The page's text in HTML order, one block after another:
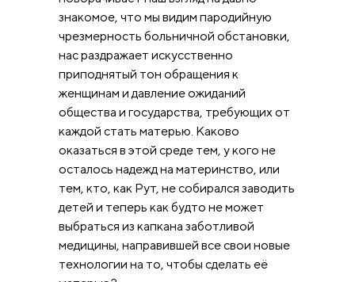
знакомое, что мы видим пародийную
чрезмерность больничной обстановки,
нас раздражает искусственно
приподнятый тон обращения к
женщинам и давление ожиданий
общества и государства, требующих от
каждой стать матерью. Каково
оказаться в этой среде тем, у кого не
осталось надежд на материнство, или
тем, кто, как Рут, не собирался заводить
детей и теперь как будто не может
выбраться из капкана заботливой
медицины, направившей все свои новые
технологии на то, чтобы сделать её